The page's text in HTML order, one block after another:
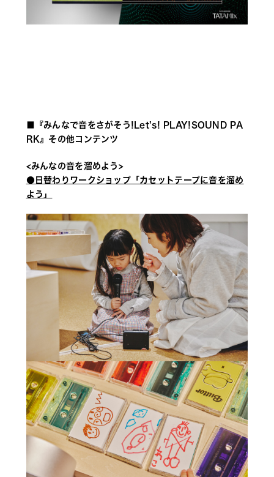
■『みんなで音をさがそう!Let’s! PLAY!SOUND PA
RK』その他コンテンツ
<みんなの音を溜めよう>
●日替わりワークショップ「カセットテープに音を溜め
よう」